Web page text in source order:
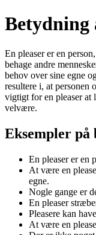
Betydning
En pleaser er en
behage andre
behov over sine egne
resultere i, at
vigtigt for en pleaser at
velvære.
Eksempler på
En pleaser er en
At være en
egne.
Nogle gange er
En pleaser
Pleasere kan
At være en